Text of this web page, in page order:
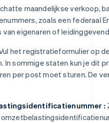
maandelijkse verkoop,
zoals een federaal
eigenaren of
het registratieformulier op
In sommige staten kun je dit
per post moet sturen. De
: